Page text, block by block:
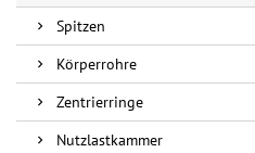
Spitzen
Körperrohre
Zentrierringe
Nutzlastkammer